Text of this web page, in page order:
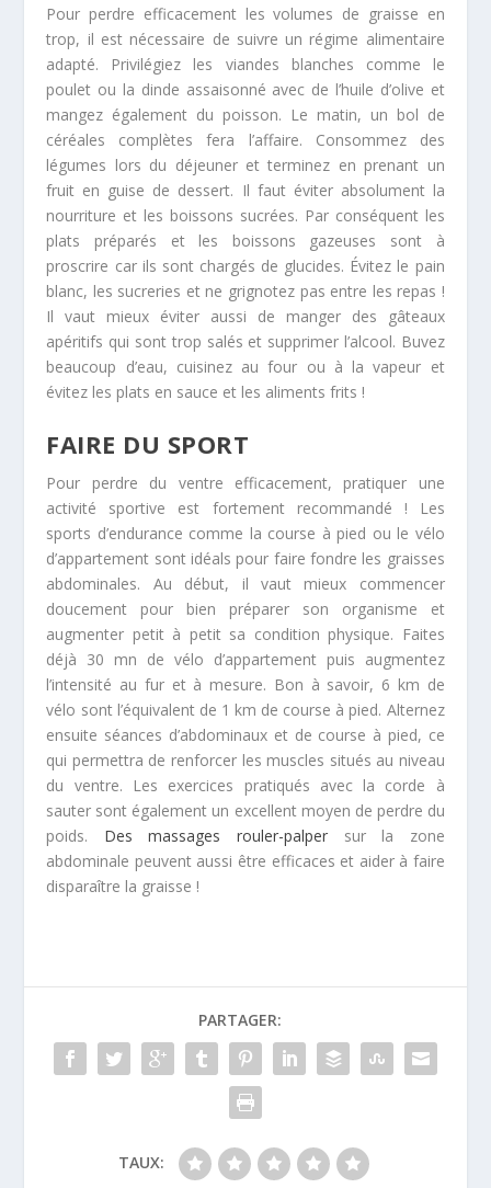
Pour perdre efficacement les volumes de graisse en
trop, il est nécessaire de suivre un régime alimentaire
adapté. Privilégiez les viandes blanches comme le
poulet ou la dinde assaisonné avec de l’huile d’olive et
mangez également du poisson. Le matin, un bol de
céréales complètes fera l’affaire. Consommez des
légumes lors du déjeuner et terminez en prenant un
fruit en guise de dessert. Il faut éviter absolument la
nourriture et les boissons sucrées. Par conséquent les
plats préparés et les boissons gazeuses sont à
proscrire car ils sont chargés de glucides. Évitez le pain
blanc, les sucreries et ne grignotez pas entre les repas !
Il vaut mieux éviter aussi de manger des gâteaux
apéritifs qui sont trop salés et supprimer l’alcool. Buvez
beaucoup d’eau, cuisinez au four ou à la vapeur et
évitez les plats en sauce et les aliments frits !
FAIRE DU SPORT
Pour perdre du ventre efficacement, pratiquer une
activité sportive est fortement recommandé ! Les
sports d’endurance comme la course à pied ou le vélo
d’appartement sont idéals pour faire fondre les graisses
abdominales. Au début, il vaut mieux commencer
doucement pour bien préparer son organisme et
augmenter petit à petit sa condition physique. Faites
déjà 30 mn de vélo d’appartement puis augmentez
l’intensité au fur et à mesure. Bon à savoir, 6 km de
vélo sont l’équivalent de 1 km de course à pied. Alternez
ensuite séances d’abdominaux et de course à pied, ce
qui permettra de renforcer les muscles situés au niveau
du ventre. Les exercices pratiqués avec la corde à
sauter sont également un excellent moyen de perdre du
poids. Des massages rouler-palper sur la zone
abdominale peuvent aussi être efficaces et aider à faire
disparaître la graisse !
PARTAGER:
TAUX: